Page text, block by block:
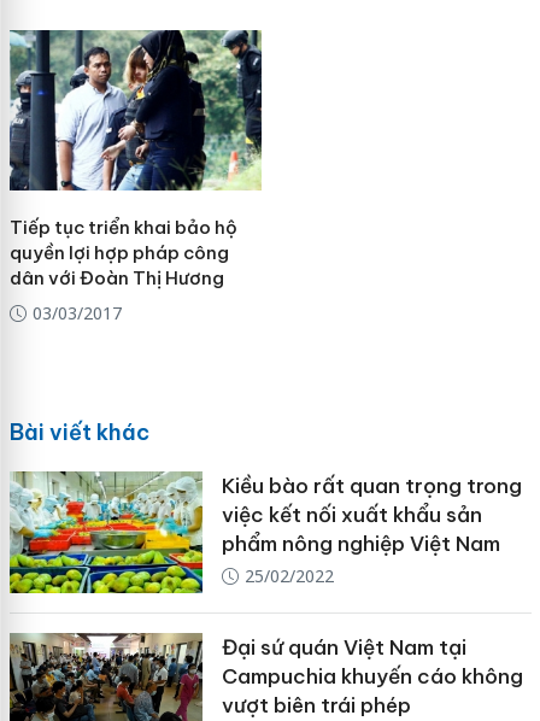
Tiếp tục triển khai bảo hộ
quyền lợi hợp pháp công
dân với Đoàn Thị Hương
03/03/2017
Bài viết khác
Kiều bào rất quan trọng trong
việc kết nối xuất khẩu sản
phẩm nông nghiệp Việt Nam
25/02/2022
Đại sứ quán Việt Nam tại
Campuchia khuyến cáo ​không
vượt biên trái phép